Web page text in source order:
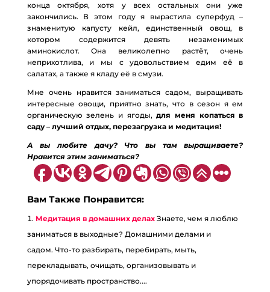
конца октября, хотя у всех остальных они уже
закончились. В этом году я вырастила суперфуд –
знаменитую капусту кейл, единственный овощ, в
котором содержится девять незаменимых
аминокислот. Она великолепно растёт, очень
неприхотлива, и мы с удовольствием едим её в
салатах, а также я кладу её в смузи.
Мне очень нравится заниматься садом, выращивать
интересные овощи, приятно знать, что в сезон я ем
органическую зелень и ягоды,для меня копаться в
саду – лучший отдых, перезагрузка и медитация!
А вы любите дачу? Что вы там выращиваете?
Нравится этим заниматься?
Вам Также Понравится:
Медитация в домашних делах Знаете, чем я люблю
заниматься в выходные? Домашними делами и
садом. Что-то разбирать, перебирать, мыть,
перекладывать, очищать, организовывать и
упорядочивать пространство....